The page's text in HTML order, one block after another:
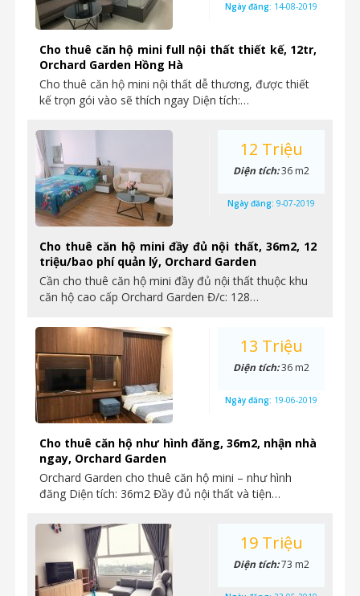
Cho thuê căn hộ mini full nội thất thiết kế, 12tr,
Orchard Garden Hồng Hà
Cho thuê căn hộ mini nội thất dễ thương, được thiết
kế trọn gói vào sẽ thích ngay Diện tích:…
Ngày đăng: 14-08-2019
Cho thuê căn hộ mini đầy đủ nội thất, 36m2, 12
triệu/bao phí quản lý, Orchard Garden
Cần cho thuê căn hộ mini đầy đủ nội thất thuộc khu
căn hộ cao cấp Orchard Garden Đ/c: 128…
12 Triệu
Diện tích:36 m2
Ngày đăng: 9-07-2019
Cho thuê căn hộ như hình đăng, 36m2, nhận nhà
ngay, Orchard Garden
Orchard Garden cho thuê căn hộ mini – như hình
đăng Diện tích: 36m2 Đầy đủ nội thất và tiện…
13 Triệu
Diện tích:36 m2
Ngày đăng: 19-06-2019
19 Triệu
Diện tích:73 m2